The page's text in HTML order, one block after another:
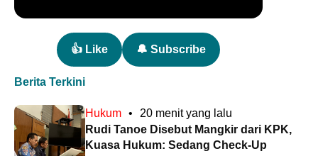
👍 Like 🔔 Subscribe
Berita Terkini
Hukum •
20 menit yang lalu
Rudi Tanoe Disebut Mangkir dari KPK,
Kuasa Hukum: Sedang Check-Up